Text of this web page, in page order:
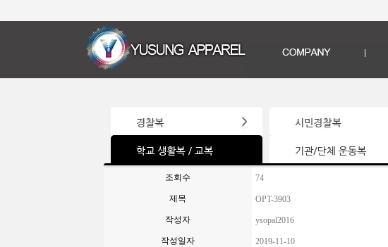
조회수 74
제목 OPT-3903
작성자 ysopal2016
작성일자 2019-11-10